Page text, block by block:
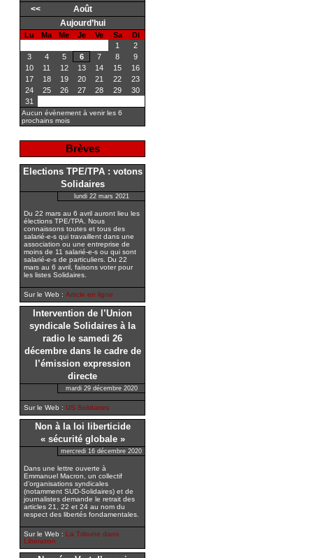
<<
Août
Aujourd’hui
Lu Ma Me Je Ve Sa
Di
1
2
3
4 5 6 7 8
9
10
11 12 13 14 15
16
17
18 19 20 21 22
23
24
25 26 27 28 29
30
31
Aucun évènement à venir les 6
prochains mois
Brèves
Elections TPE/TPA : votons
Solidaires
lundi 22 mars 2021
Du 22 mars au 6 avril auront lieu les
élections TPE/TPA. Nous
connaissons toutes et tous des
salarié-e-s qui travaillent dans une
association ou une entreprise de
moins de 11 salarié-e-s ou qui sont
salarié-e-s de particuliers. Du 22
mars au 6 avril, faisons voter pour
les listes Solidaires.
Sur le Web : Article en ligne
Intervention de l’Union
syndicale Solidaires à la
radio le samedi 26
décembre dans le cadre de
l’émission expression
directe
mardi 29 décembre 2020
Sur le Web : US Solidaires
Non à la loi liberticide
« sécurité globale »
mercredi 16 décembre 2020
Dans une lettre ouverte à
Emmanuel Macron, un collectif
d’organisations syndicales
(notamment SUD-Solidaires) et de
journalistes demande le retrait des
articles 21, 22 et 24 au nom du
respect des libertés fondamentales.
Sur le Web : La Tribune dans
Libération